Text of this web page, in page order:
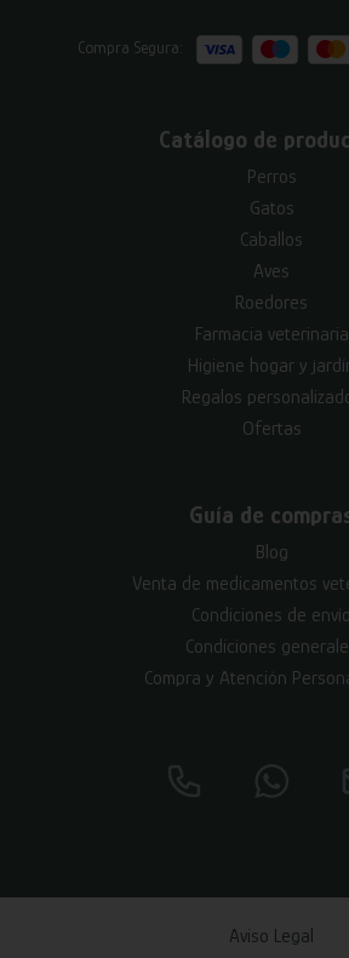
Compra Segura:
Catálogo de
Perros
Gatos
Caballos
Aves
Roedores
Farmacia veterinaria
Higiene hogar y
Regalos
Ofertas
Guía de
Blog
Venta de medicamentos
Condiciones de envío
Condiciones
Compra y Atención
Aviso Legal